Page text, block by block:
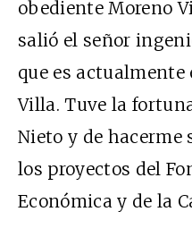
obediente Moreno
salió el señor
que es actualmente
Villa. Tuve la
Nieto y de hacerme
los proyectos del
Económica y de la